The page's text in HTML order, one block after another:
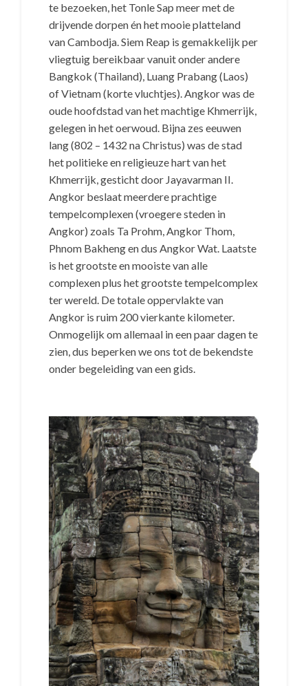
te bezoeken, het Tonle Sap meer met de
drijvende dorpen én het mooie platteland
van Cambodja. Siem Reap is gemakkelijk per
vliegtuig bereikbaar vanuit onder andere
Bangkok (Thailand), Luang Prabang (Laos)
of Vietnam (korte vluchtjes). Angkor was de
oude hoofdstad van het machtige Khmerrijk,
gelegen in het oerwoud. Bijna zes eeuwen
lang (802 – 1432 na Christus) was de stad
het politieke en religieuze hart van het
Khmerrijk, gesticht door Jayavarman II.
Angkor beslaat meerdere prachtige
tempelcomplexen (vroegere steden in
Angkor) zoals Ta Prohm, Angkor Thom,
Phnom Bakheng en dus Angkor Wat. Laatste
is het grootste en mooiste van alle
complexen plus het grootste tempelcomplex
ter wereld. De totale oppervlakte van
Angkor is ruim 200 vierkante kilometer.
Onmogelijk om allemaal in een paar dagen te
zien, dus beperken we ons tot de bekendste
onder begeleiding van een gids.